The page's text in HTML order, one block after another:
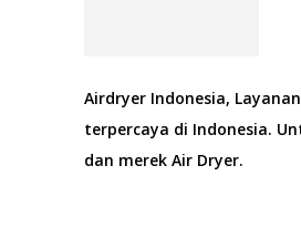
Airdryer Indonesia,
terpercaya di Indonesia.
dan merek Air Dryer.